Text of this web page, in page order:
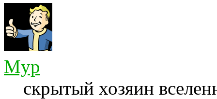
Myp
скрытый хозяин